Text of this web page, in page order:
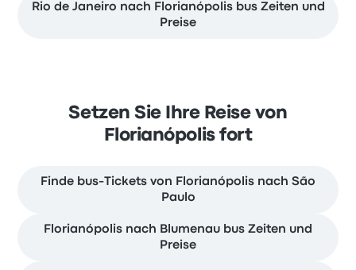
Rio de Janeiro nach Florianópolis bus Zeiten und
Preise
Setzen Sie Ihre Reise von
Florianópolis fort
Finde bus-Tickets von Florianópolis nach São
Paulo
Florianópolis nach Blumenau bus Zeiten und
Preise